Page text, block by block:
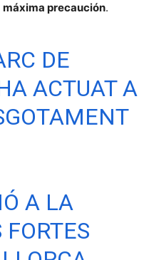
máxima precaución.
DE
ACTUAT A
A LA